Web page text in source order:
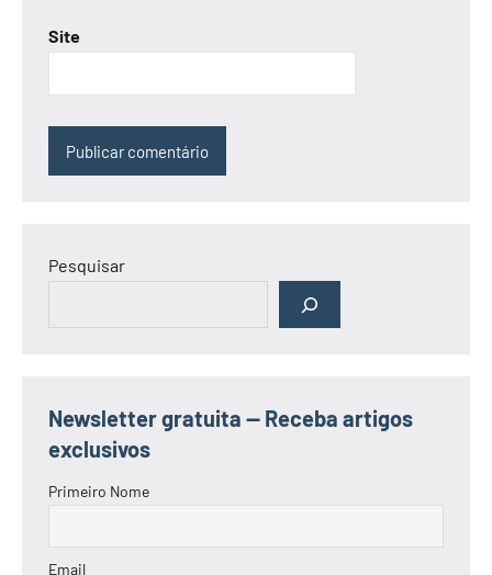
Site
Pesquisar
Newsletter gratuita — Receba artigos
exclusivos
Primeiro Nome
Email